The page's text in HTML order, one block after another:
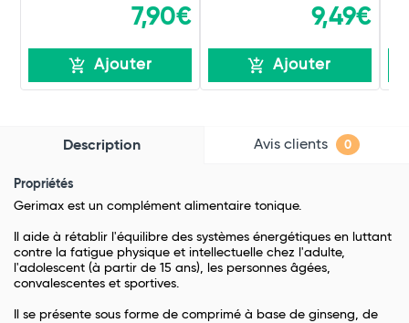
7,90€
Ajouter
9,49€
Ajouter
Description Avis clients 0
Propriétés
Gerimax est un complément alimentaire tonique.
Il aide à rétablir l'équilibre des systèmes énergétiques en luttant
contre la fatigue physique et intellectuelle chez l'adulte,
l'adolescent (à partir de 15 ans), les personnes âgées,
convalescentes et sportives.
Il se présente sous forme de comprimé à base de ginseng, de